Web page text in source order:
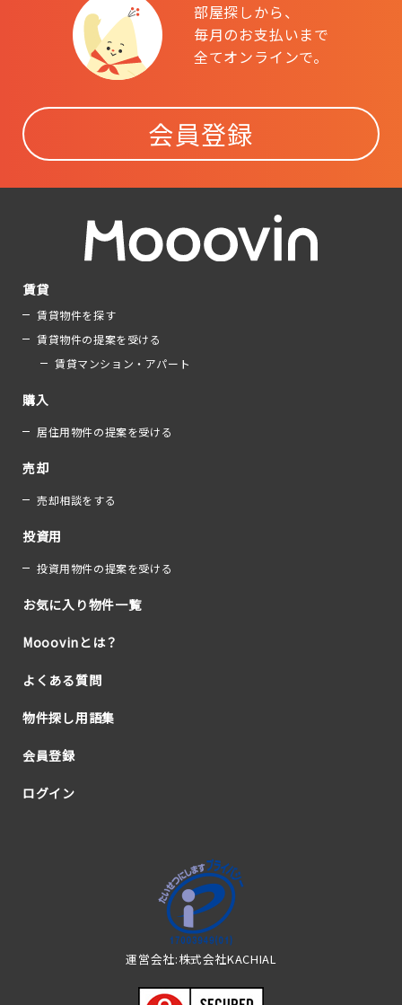
部屋探しから、
毎月のお支払いまで
全てオンラインで。
会員登録
賃貸
賃貸物件を探す
賃貸物件の提案を受ける
賃貸マンション・アパート
購入
居住用物件の提案を受ける
売却
売却相談をする
投資用
投資用物件の提案を受ける
お気に入り物件一覧
Mooovinとは？
よくある質問
物件探し用語集
会員登録
ログイン
運営会社:株式会社KACHIAL